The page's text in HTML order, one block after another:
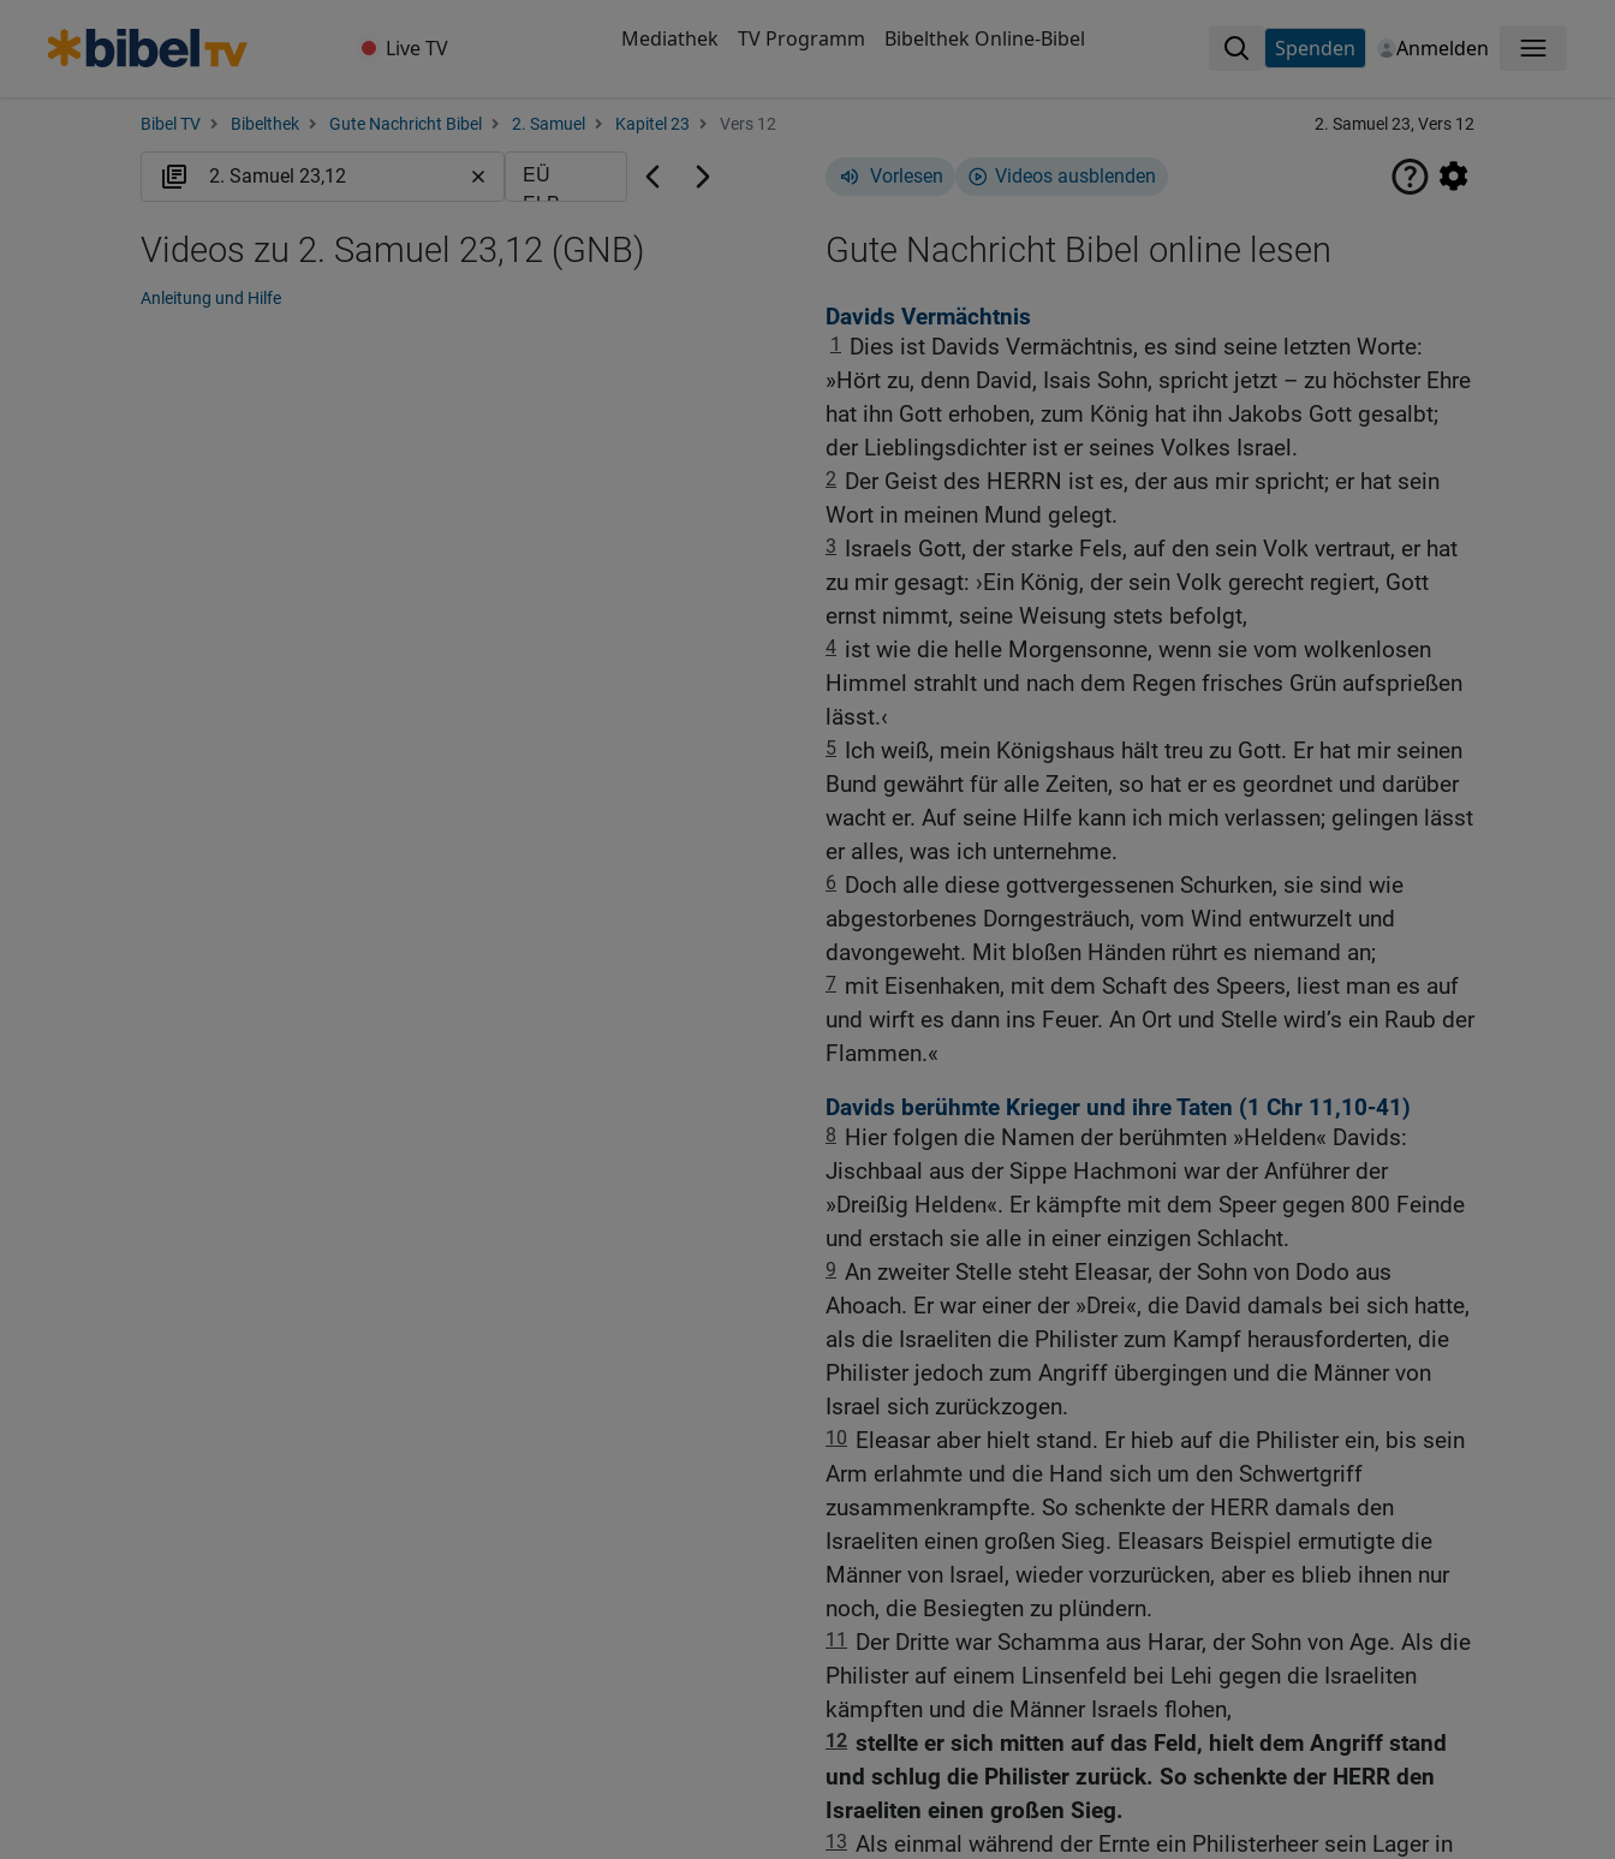
Live TV Mediathek TV Programm Bibelthek Online-Bibel Spenden Anmelden Menü
Bibel TV Bibelthek Gute Nachricht Bibel 2. Samuel Kapitel 23 Vers 12 2. Samuel 23, Vers 12
Vorlesen Videos ausblenden
Gute Nachricht Bibel online lesen
Davids Vermächtnis
1
Dies ist Davids Vermächtnis, es sind seine letzten Worte:
»Hört zu, denn David, Isais Sohn, spricht jetzt – zu höchster Ehre
hat ihn Gott erhoben, zum König hat ihn Jakobs Gott gesalbt;
der Lieblingsdichter ist er seines Volkes Israel.
2 Der Geist des HERRN ist es, der aus mir spricht; er hat sein
Wort in meinen Mund gelegt.
3 Israels Gott, der starke Fels, auf den sein Volk vertraut, er hat
zu mir gesagt: ›Ein König, der sein Volk gerecht regiert, Gott
ernst nimmt, seine Weisung stets befolgt,
4 ist wie die helle Morgensonne, wenn sie vom wolkenlosen
Himmel strahlt und nach dem Regen frisches Grün aufsprießen
lässt.‹
5 Ich weiß, mein Königshaus hält treu zu Gott. Er hat mir seinen
Bund gewährt für alle Zeiten, so hat er es geordnet und darüber
wacht er. Auf seine Hilfe kann ich mich verlassen; gelingen lässt
er alles, was ich unternehme.
6 Doch alle diese gottvergessenen Schurken, sie sind wie
abgestorbenes Dorngesträuch, vom Wind entwurzelt und
davongeweht. Mit bloßen Händen rührt es niemand an;
7 mit Eisenhaken, mit dem Schaft des Speers, liest man es auf
und wirft es dann ins Feuer. An Ort und Stelle wird’s ein Raub der
Flammen.«
Davids berühmte Krieger und ihre Taten (1 Chr 11,10-41)
8 Hier folgen die Namen der berühmten »Helden« Davids:
Jischbaal aus der Sippe Hachmoni war der Anführer der
»Dreißig Helden«. Er kämpfte mit dem Speer gegen 800 Feinde
und erstach sie alle in einer einzigen Schlacht.
9 An zweiter Stelle steht Eleasar, der Sohn von Dodo aus
Ahoach. Er war einer der »Drei«, die David damals bei sich hatte,
als die Israeliten die Philister zum Kampf herausforderten, die
Philister jedoch zum Angriff übergingen und die Männer von
Israel sich zurückzogen.
10 Eleasar aber hielt stand. Er hieb auf die Philister ein, bis sein
Arm erlahmte und die Hand sich um den Schwertgriff
zusammenkrampfte. So schenkte der HERR damals den
Israeliten einen großen Sieg. Eleasars Beispiel ermutigte die
Männer von Israel, wieder vorzurücken, aber es blieb ihnen nur
noch, die Besiegten zu plündern.
11
Der Dritte war Schamma aus Harar, der Sohn von Age. Als die
Philister auf einem Linsenfeld bei Lehi gegen die Israeliten
kämpften und die Männer Israels flohen,
12 stellte er sich mitten auf das Feld, hielt dem Angriff stand
und schlug die Philister zurück. So schenkte der HERR den
Israeliten einen großen Sieg.
13 Als einmal während der Ernte ein Philisterheer sein Lager in
Videos zu 2. Samuel 23,12 (GNB)
Anleitung und Hilfe